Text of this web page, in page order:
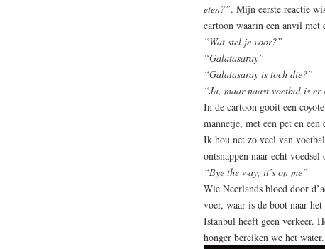
eten?”. Mijn eerste reactie
cartoon waarin een anvil
“Wat stel je voor?”
“Galatasaray”
“Galatasaray is toch die?”
“Ja, maar naast voetbal is
In de cartoon gooit een
mannetje, met een pet en
Ik hou net zo veel van
ontsnappen naar echt
“Bye the way, it’s on me”
Wie Neerlands bloed door
voer, waar is de boot naar het
Istanbul heeft geen verkeer.
honger bereiken we het water.